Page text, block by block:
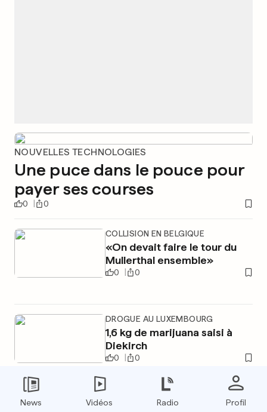
NOUVELLES TECHNOLOGIES
Une puce dans le pouce pour
payer ses courses
0 0
COLLISION EN BELGIQUE
«On devait faire le tour du
Mullerthal ensemble»
0 0
DROGUE AU LUXEMBOURG
1,6 kg de marijuana saisi à
Diekirch
0 0
News Vidéos Radio Profil